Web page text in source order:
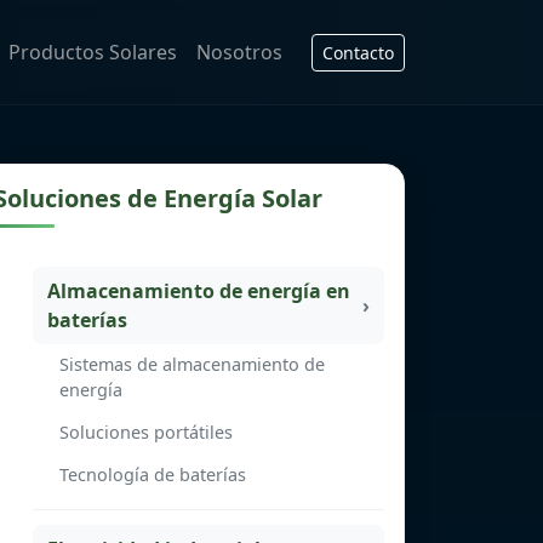
Productos Solares Nosotros Contacto
de Energía Solar
Almacenamiento de energía en
baterías
Sistemas de almacenamiento de
energía
Soluciones portátiles
Tecnología de baterías